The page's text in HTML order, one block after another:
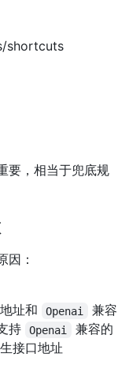
shortcuts
要，相当于兜底规
因：
址和 Openai
兼容
持
Openai
兼容的
接口地址